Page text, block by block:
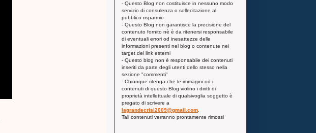
- Questo Blog non costituisce in nessuno modo
servizio di consulenza o sollecitazione al
pubblico risparmio
- Questo Blog non garantisce la precisione del
contenuto fornito nè è da ritenersi responsabile
di eventuali errori od inesattezze delle
informazioni presenti nel blog o contenute nei
target dei link esterni
- Questo blog non è responsabile dei contenuti
inseriti da parte degli utenti dello stesso nella
sezione "commenti"
- Chiunque ritenga che le immagini od i
contenuti di questo Blog violino i diritti di
proprietà intellettuale di qualsivoglia soggetto è
pregato di scrivere a
lagrandecrisi2009@gmail.com
Tali contenuti verranno prontamente rimossi